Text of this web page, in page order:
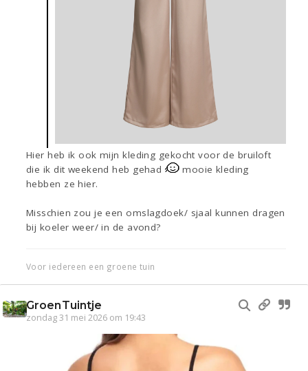
Hier heb ik ook mijn kleding gekocht voor de bruiloft
die ik dit weekend heb gehad
mooie kleding
hebben ze hier.
Misschien zou je een omslagdoek/ sjaal kunnen dragen
bij koeler weer/ in de avond?
Voor iedereen een groene tuin
GroenTuintje
zondag 31 mei 2026 om 19:43